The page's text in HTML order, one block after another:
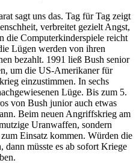
sagt uns das. Tag für Tag zeigt
verbreitet gezielt Angst,
die Computerkinderspiele reicht
Lügen werden von ihren
bezahlt. 1991 ließ Bush senior
um die US-Amerikaner für
einzustimmen. In sechs
Lüge. Bis zum 5.
von Bush junior auch etwas
Beim neuen Angriffskrieg am
Uranwaffen, sondern
Einsatz kommen. Würden die
dann müsste es ab sofort Kriege